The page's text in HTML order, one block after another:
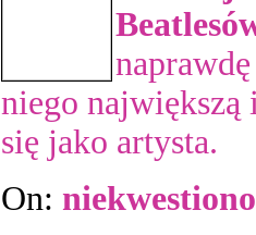
niego
się jako artysta.
On: